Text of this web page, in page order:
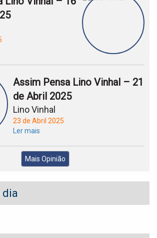
Assim Pensa Lino Vinhal – 21
de Abril 2025
Lino Vinhal
23 de Abril 2025
Ler mais
Mais Opinião
dia